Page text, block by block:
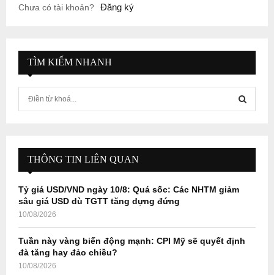
Chưa có tài khoản? Đăng ký
TÌM KIẾM NHANH
f
r
E
A
H
THÔNG TIN LIÊN QUAN
Tỷ giá USD/VND ngày 10/8: Quá sốc: Các NHTM giảm
sâu giá USD dù TGTT tăng dựng đứng
10/08/2026
Tuần này vàng biến động mạnh: CPI Mỹ sẽ quyết định
đà tăng hay đảo chiều?
10/08/2026